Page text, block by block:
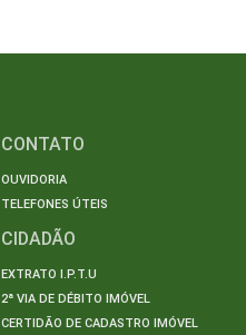
CONTATO
OUVIDORIA
TELEFONES ÚTEIS
CIDADÃO
EXTRATO I.P.T.U
2ª VIA DE DÉBITO IMÓVEL
CERTIDÃO DE CADASTRO IMÓVEL